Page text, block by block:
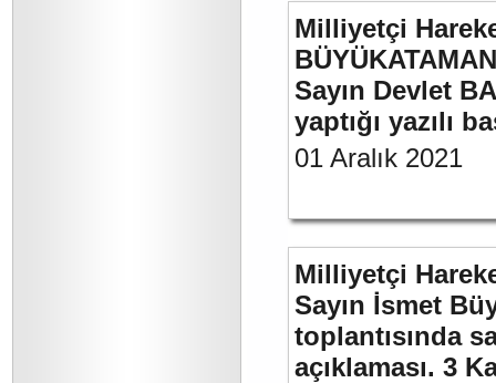
Milliyetçi
Sayın Devlet
yaptığı yazılı
01 Aralık 2021
Milliyetçi
Sayın İsmet
toplantısında
açıklaması. 3